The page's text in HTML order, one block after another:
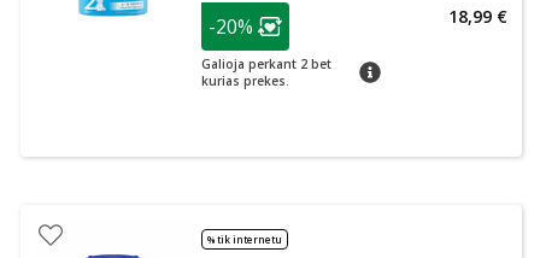
patarimas
Lojalumo klubo narių nuolaida
-20%
Galioja perkant 2 bet
kurias prekes.
patarimas
18,99 €
% tik internetu